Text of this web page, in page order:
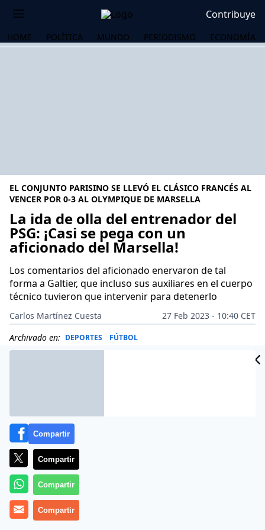
Contribuye
HOME POLÍTICA MUNDO PERIODISMO ECONOMÍA
EL CONJUNTO PARISINO SE LLEVÓ EL CLÁSICO FRANCÉS AL
VENCER POR 0-3 AL OLYMPIQUE DE MARSELLA
La ida de olla del entrenador del
PSG: ¡Casi se pega con un
aficionado del Marsella!
Los comentarios del aficionado enervaron de tal
forma a Galtier, que incluso sus auxiliares en el cuerpo
técnico tuvieron que intervenir para detenerlo
Carlos Martínez Cuesta
27 Feb 2023 - 10:40 CET
Archivado en: DEPORTES FÚTBOL
Compartir
Compartir
Compartir
Compartir